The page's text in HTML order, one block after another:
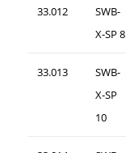
33.012
SWB-
X-SP 8
33.013
SWB-
X-SP
10